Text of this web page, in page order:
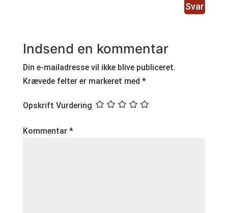
Svar
Indsend en kommentar
Din e-mailadresse vil ikke blive publiceret.
Krævede felter er markeret med *
Opskrift Vurdering
Kommentar *